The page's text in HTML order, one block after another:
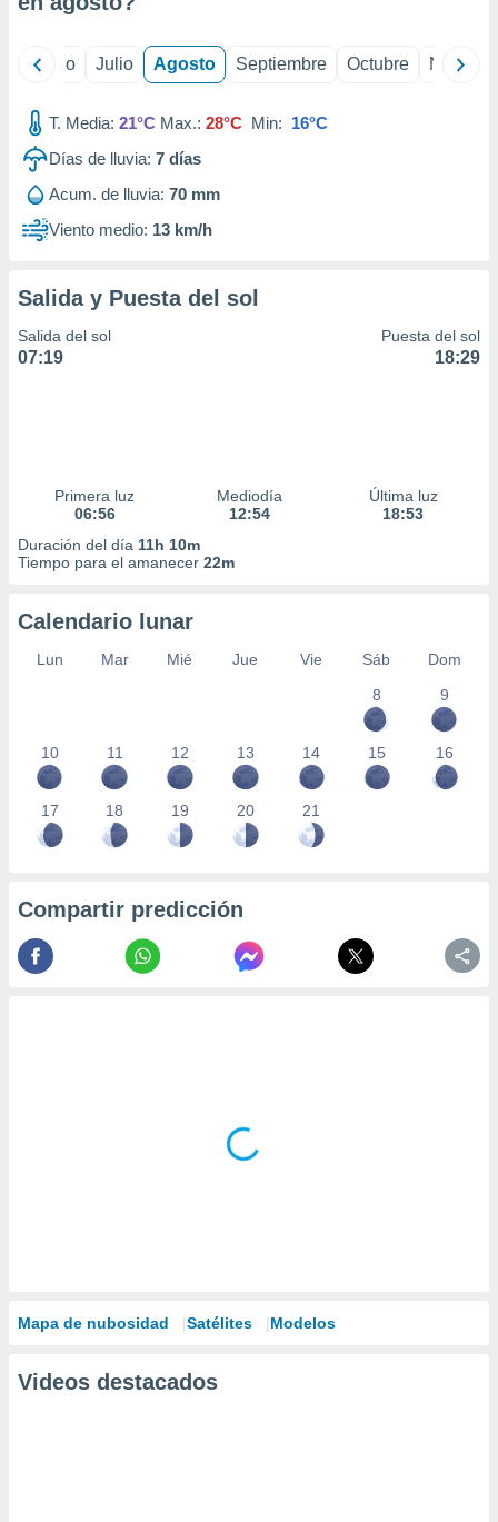
mediante
publicidad
publicidad
1199
Junio Julio Agosto Septiembre Octubre
T. Media: 21°C Max.: 28°C Min: 16°C
Días de lluvia: 7 días
Acum. de lluvia: 70 mm
Viento medio: 13 km/h
Salida y Puesta del sol
Salida del sol
07:19
Puesta del sol
18:29
Primera luz
06:56
Mediodía
12:54
Última luz
18:53
Duración del día 11h 10m
Tiempo para el amanecer 22m
Calendario lunar
Lun Mar Mié Jue Vie Sáb
Dom
8
9
10 11 12 13 14 15 16
17 18 19 20 21
Compartir predicción
Mapa de nubosidad Satélites Modelos
Videos destacados